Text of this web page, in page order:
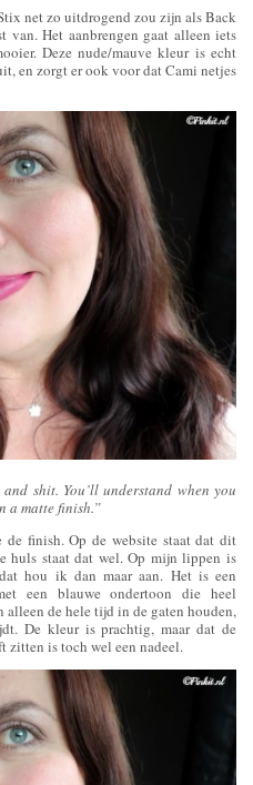
net zo uitdrogend zou zijn als Back
van. Het aanbrengen gaat alleen iets
Deze nude/mauve kleur is echt
en zorgt er ook voor dat Cami netjes
shit. You’ll understand when you
a matte finish.”
finish. Op de website staat dat dit
huls staat dat wel. Op mijn lippen is
hou ik dan maar aan. Het is een
een blauwe ondertoon die heel
de hele tijd in de gaten houden,
De kleur is prachtig, maar dat de
is toch wel een nadeel.